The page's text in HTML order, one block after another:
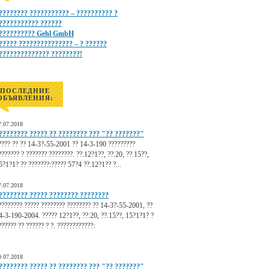
??????????? – ?????????? ?
??????
Gehl GmbH
??????????????? – ? ??????
????????!
ПОСЛЕДНИЕ
????? ?? ???????? ??? "?? ???????"
?? ?? 14-3?-55-2001 ?? 14-3-190 ?????????
? ??????? ????????. ??.12?1??, ??.20, ??.15??,
?? ???????:????? 57?4 ??.12?1?? ?...
????? ???????? ????????
????? ???????? ???????? ?? 14-3?-55-2001, ??
3-190-2004. ????? 12?1??, ??.20, ??.15??, 15?1?1? ?
?? ?????? ? ?. ????????????:
????? ?? ???????? ??? "?? ???????"